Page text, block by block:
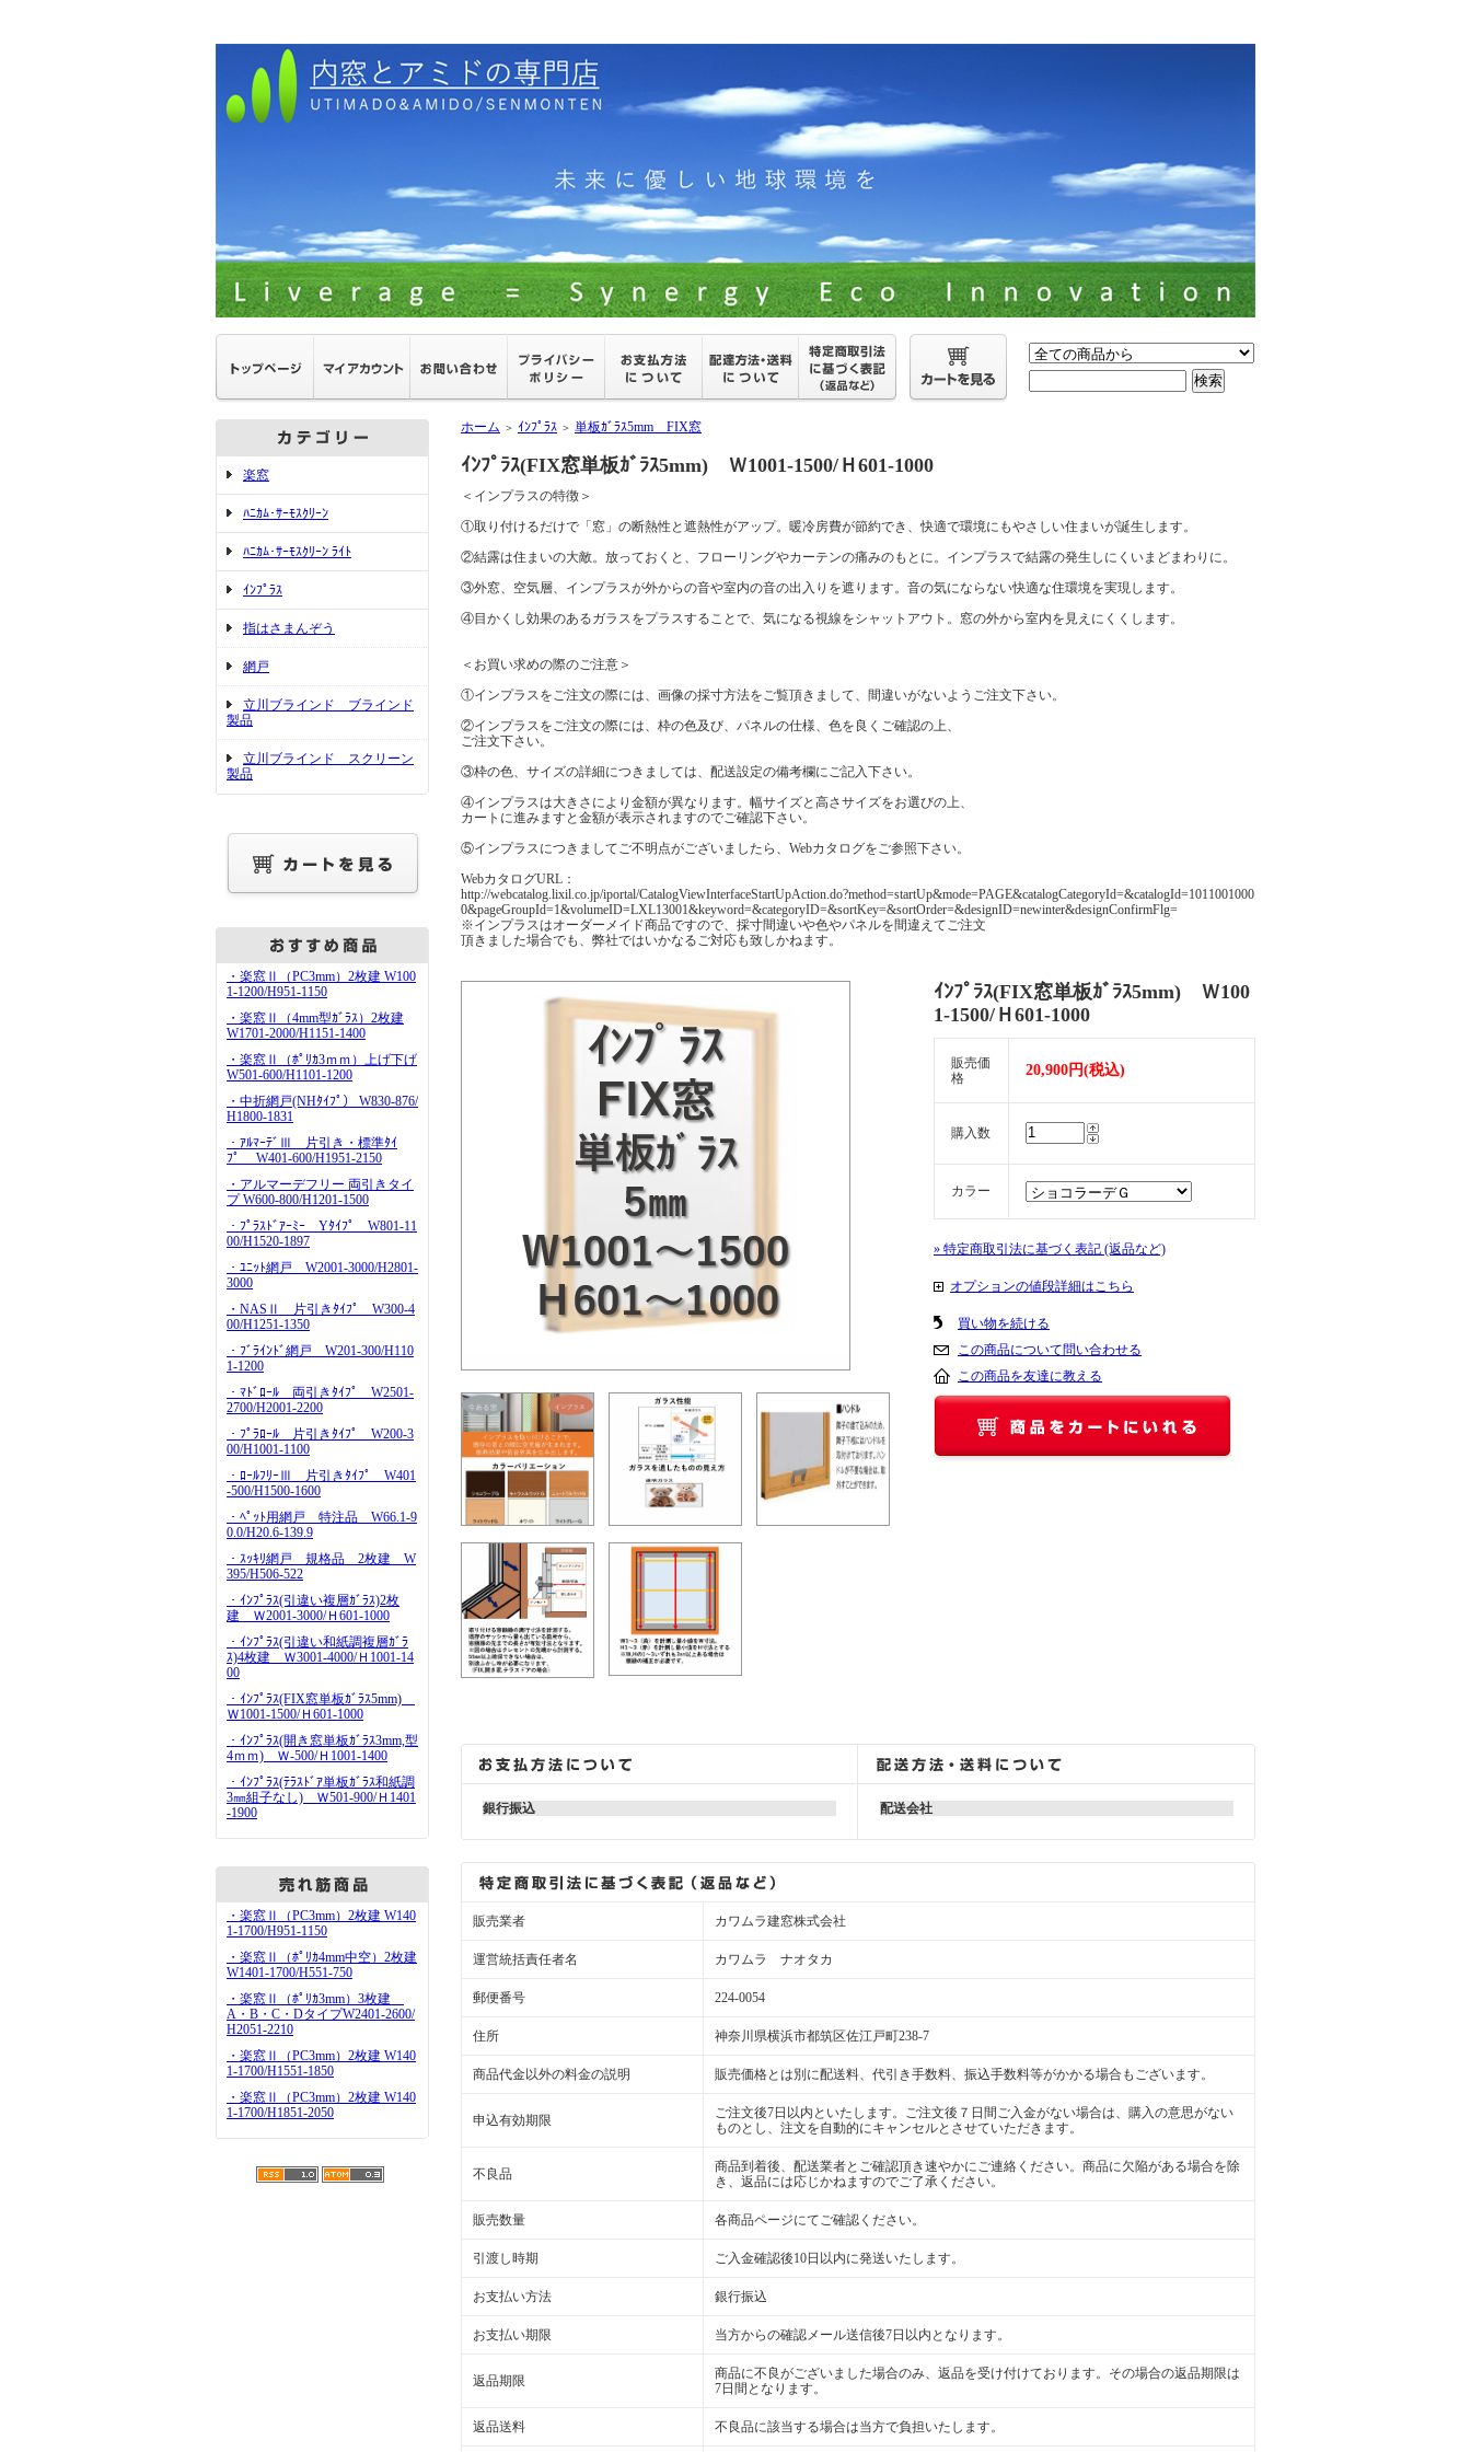
楽窓
ﾊﾆｶﾑ･ｻｰﾓｽｸﾘｰﾝ
ﾊﾆｶﾑ･ｻｰﾓｽｸﾘｰﾝ ﾗｲﾄ
ｲﾝﾌﾟﾗｽ
指はさまんぞう
網戸
立川ブラインド ブラインド
製品
立川ブラインド スクリーン
製品
・楽窓Ⅱ（PC3mm）2枚建 W100
1-1200/H951-1150
・楽窓Ⅱ（4mm型ｶﾞﾗｽ）2枚建
W1701-2000/H1151-1400
・楽窓Ⅱ（ﾎﾟﾘｶ3ｍｍ）上げ下げ
W501-600/H1101-1200
・中折網戸(NHﾀｲﾌﾟ） W830-876/
H1800-1831
・ｱﾙﾏｰﾃﾞⅢ 片引き・標準ﾀｲ
ﾌﾟ W401-600/H1951-2150
・アルマーデフリー 両引きタイ
プ W600-800/H1201-1500
・ﾌﾟﾗｽﾄﾞｱｰﾐｰ Yﾀｲﾌﾟ W801-11
00/H1520-1897
・ﾕﾆｯﾄ網戸 W2001-3000/H2801-
3000
・NASⅡ 片引きﾀｲﾌﾟ W300-4
00/H1251-1350
・ﾌﾞﾗｲﾝﾄﾞ網戸 W201-300/H110
1-1200
・ﾏﾄﾞﾛｰﾙ 両引きﾀｲﾌﾟ W2501-
2700/H2001-2200
・ﾌﾟﾗﾛｰﾙ 片引きﾀｲﾌﾟ W200-3
00/H1001-1100
・ﾛｰﾙﾌﾘｰⅢ 片引きﾀｲﾌﾟ W401
-500/H1500-1600
・ﾍﾟｯﾄ用網戸 特注品 W66.1-9
0.0/H20.6-139.9
・ｽｯｷﾘ網戸 規格品 2枚建 W
395/H506-522
・ｲﾝﾌﾟﾗｽ(引違い複層ｶﾞﾗｽ)2枚
建 Ｗ2001-3000/Ｈ601-1000
・ｲﾝﾌﾟﾗｽ(引違い和紙調複層ｶﾞﾗ
ｽ)4枚建 Ｗ3001-4000/Ｈ1001-14
00
・ｲﾝﾌﾟﾗｽ(FIX窓単板ｶﾞﾗｽ5mm)
Ｗ1001-1500/Ｈ601-1000
・ｲﾝﾌﾟﾗｽ(開き窓単板ｶﾞﾗｽ3mm,型
4ｍｍ) Ｗ-500/Ｈ1001-1400
・ｲﾝﾌﾟﾗｽ(ﾃﾗｽﾄﾞｱ単板ｶﾞﾗｽ和紙調
3㎜組子なし) Ｗ501-900/Ｈ1401
-1900
・楽窓Ⅱ（PC3mm）2枚建 W140
1-1700/H951-1150
・楽窓Ⅱ（ﾎﾟﾘｶ4mm中空）2枚建
W1401-1700/H551-750
・楽窓Ⅱ（ﾎﾟﾘｶ3mm）3枚建
A・B・C・DタイプW2401-2600/
H2051-2210
・楽窓Ⅱ（PC3mm）2枚建 W140
1-1700/H1551-1850
・楽窓Ⅱ（PC3mm）2枚建 W140
1-1700/H1851-2050
ホーム ＞ ｲﾝﾌﾟﾗｽ ＞ 単板ｶﾞﾗｽ5mm FIX窓
ｲﾝﾌﾟﾗｽ(FIX窓単板ｶﾞﾗｽ5mm) Ｗ1001-1500/Ｈ601-1000
＜インプラスの特徴＞
①取り付けるだけで「窓」の断熱性と遮熱性がアップ。暖冷房費が節約でき、快適で環境にもやさしい住まいが誕生します。
②結露は住まいの大敵。放っておくと、フローリングやカーテンの痛みのもとに。インプラスで結露の発生しにくいまどまわりに。
③外窓、空気層、インプラスが外からの音や室内の音の出入りを遮ります。音の気にならない快適な住環境を実現します。
④目かくし効果のあるガラスをプラスすることで、気になる視線をシャットアウト。窓の外から室内を見えにくくします。
＜お買い求めの際のご注意＞
①インプラスをご注文の際には、画像の採寸方法をご覧頂きまして、間違いがないようご注文下さい。
②インプラスをご注文の際には、枠の色及び、パネルの仕様、色を良くご確認の上、
ご注文下さい。
③枠の色、サイズの詳細につきましては、配送設定の備考欄にご記入下さい。
④インプラスは大きさにより金額が異なります。幅サイズと高さサイズをお選びの上、
カートに進みますと金額が表示されますのでご確認下さい。
⑤インプラスにつきましてご不明点がございましたら、Webカタログをご参照下さい。
WebカタログURL：
http://webcatalog.lixil.co.jp/iportal/CatalogViewInterfaceStartUpAction.do?method=startUp&mode=PAGE&catalogCategoryId=&catalogId=1011001000
0&pageGroupId=1&volumeID=LXL13001&keyword=&categoryID=&sortKey=&sortOrder=&designID=newinter&designConfirmFlg=
※インプラスはオーダーメイド商品ですので、採寸間違いや色やパネルを間違えてご注文
頂きました場合でも、弊社ではいかなるご対応も致しかねます。
ｲﾝﾌﾟﾗｽ(FIX窓単板ｶﾞﾗｽ5mm) Ｗ100
1-1500/Ｈ601-1000
販売価
格
20,900円(税込)
購入数
カラー
» 特定商取引法に基づく表記 (返品など)
オプションの値段詳細はこちら
買い物を続ける
この商品について問い合わせる
この商品を友達に教える
銀行振込 配送会社
販売業者 カワムラ建窓株式会社
運営統括責任者名 カワムラ ナオタカ
郵便番号 224-0054
住所 神奈川県横浜市都筑区佐江戸町238-7
商品代金以外の料金の説明 販売価格とは別に配送料、代引き手数料、振込手数料等がかかる場合もございます。
申込有効期限
ご注文後7日以内といたします。ご注文後７日間ご入金がない場合は、購入の意思がない
ものとし、注文を自動的にキャンセルとさせていただきます。
不良品
商品到着後、配送業者とご確認頂き速やかにご連絡ください。商品に欠陥がある場合を除
き、返品には応じかねますのでご了承ください。
販売数量 各商品ページにてご確認ください。
引渡し時期 ご入金確認後10日以内に発送いたします。
お支払い方法 銀行振込
お支払い期限 当方からの確認メール送信後7日以内となります。
返品期限
商品に不良がございました場合のみ、返品を受け付けております。その場合の返品期限は
7日間となります。
返品送料 不良品に該当する場合は当方で負担いたします。